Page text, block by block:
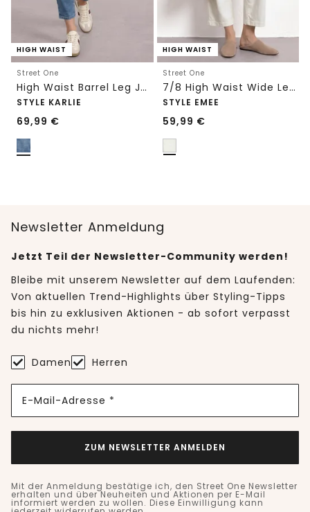
HIGH WAIST
Street One
High Waist Barrel Leg Jeans im Loose Fit
STYLE KARLIE
69,99 €
HIGH WAIST
Street One
7/8 High Waist Wide Leg Jeans im Loose Fit
STYLE EMEE
59,99 €
Newsletter Anmeldung
Jetzt Teil der Newsletter-Community werden!
Bleibe mit unserem Newsletter auf dem Laufenden:
Von aktuellen Trend-Highlights über Styling-Tipps
bis hin zu exklusiven Aktionen - ab sofort verpasst
du nichts mehr!
Damen Herren
E-Mail-Adresse *
ZUM NEWSLETTER ANMELDEN
Mit der Anmeldung bestätige ich, den Street One Newsletter
erhalten und über Neuheiten und Aktionen per E-Mail
informiert werden zu wollen. Diese Einwilligung kann